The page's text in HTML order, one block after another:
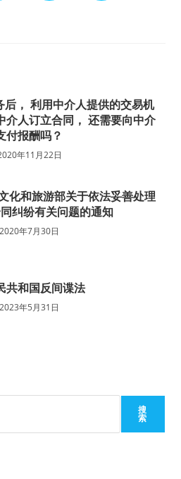
， 利用中介人提供的交易机
介人订立合同， 还需要向中介
付报酬吗？
年11月22日
化和旅游部关于依法妥善处理
纠纷有关问题的通知
2020年7月30日
共和国反间谍法
2023年5月31日
搜
索